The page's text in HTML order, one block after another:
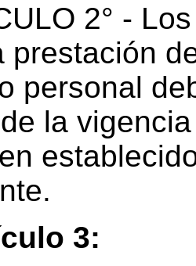
2° -
prestación
personal
la
3: